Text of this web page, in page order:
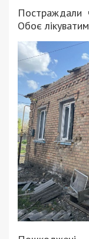
Постраждали
Обоє